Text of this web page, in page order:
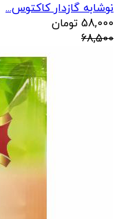
نوشابه گازدار کاکتوس...
58,000 تومان
68,500